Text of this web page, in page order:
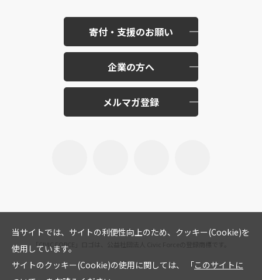
当サイトでは、サイトの利便性向上のため、クッキー(Cookie)を
使用しています。
サイトのクッキー(Cookie)の使用に関しては、 「このサイトに
寄付・支援のお願い
企業の方へ
メルマガ登録
「CIVIC FORCE」ロゴは、公益社団法人 Civic Forceの登録商標です。